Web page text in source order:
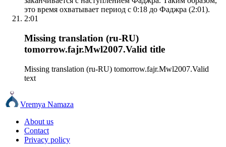
это время охватывает период с 0:18 до Фаджра (2:01).
2:01
Missing translation (ru-RU)
tomorrow.fajr.Mwl2007.Valid title
Missing translation (ru-RU) tomorrow.fajr.Mwl2007.Valid
text
Vremya Namaza
About us
Contact
Privacy policy